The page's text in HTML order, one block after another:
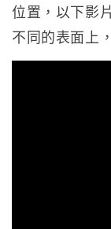
位置，以下影
不同的表面上